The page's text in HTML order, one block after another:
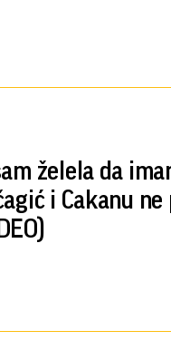
želela da
i Cakanu